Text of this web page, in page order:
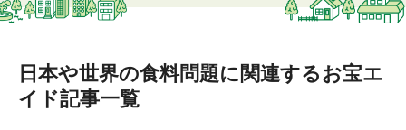
日本や世界の食料問題に関連するお宝エ
イド記事一覧